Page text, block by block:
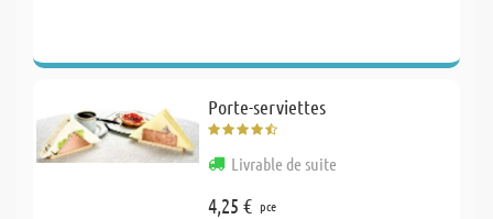
Porte-serviettes
Livrable de suite
4,25 € pce